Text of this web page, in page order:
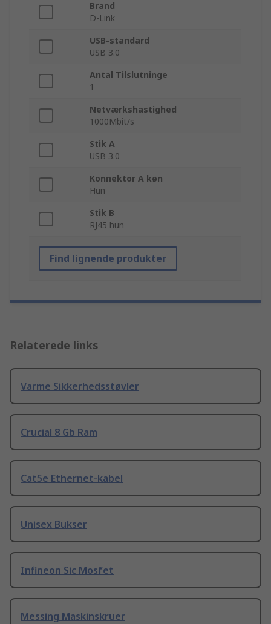
Brand
D-Link
USB-standard
USB 3.0
Antal Tilslutninge
1
Netværkshastighed
1000Mbit/s
Stik A
USB 3.0
Konnektor A køn
Hun
Stik B
RJ45 hun
Find lignende produkter
Relaterede links
Varme Sikkerhedsstøvler
Crucial 8 Gb Ram
Cat5e Ethernet-kabel
Unisex Bukser
Infineon Sic Mosfet
Messing Maskinskruer